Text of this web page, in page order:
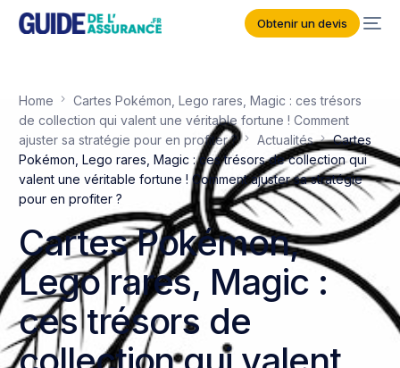
Obtenir un devis
Home
Cartes Pokémon, Lego rares, Magic : ces trésors
de collection qui valent une véritable fortune ! Comment
ajuster sa stratégie pour en profiter ?
Actualités
Cartes
Pokémon, Lego rares, Magic : ces trésors de collection qui
valent une véritable fortune ! Comment ajuster sa stratégie
pour en profiter ?
Cartes Pokémon,
Lego rares, Magic :
ces trésors de